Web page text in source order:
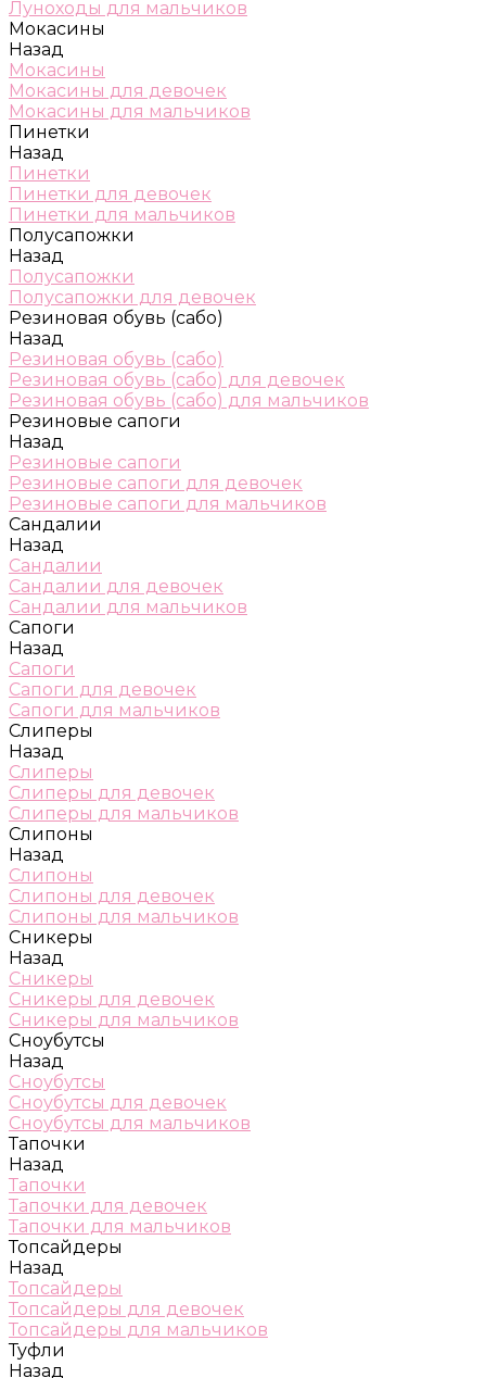
Луноходы для мальчиков
Мокасины
Назад
Мокасины
Мокасины для девочек
Мокасины для мальчиков
Пинетки
Назад
Пинетки
Пинетки для девочек
Пинетки для мальчиков
Полусапожки
Назад
Полусапожки
Полусапожки для девочек
Резиновая обувь (сабо)
Назад
Резиновая обувь (сабо)
Резиновая обувь (сабо) для девочек
Резиновая обувь (сабо) для мальчиков
Резиновые сапоги
Назад
Резиновые сапоги
Резиновые сапоги для девочек
Резиновые сапоги для мальчиков
Сандалии
Назад
Сандалии
Сандалии для девочек
Сандалии для мальчиков
Сапоги
Назад
Сапоги
Сапоги для девочек
Сапоги для мальчиков
Слиперы
Назад
Слиперы
Слиперы для девочек
Слиперы для мальчиков
Слипоны
Назад
Слипоны
Слипоны для девочек
Слипоны для мальчиков
Сникеры
Назад
Сникеры
Сникеры для девочек
Сникеры для мальчиков
Сноубутсы
Назад
Сноубутсы
Сноубутсы для девочек
Сноубутсы для мальчиков
Тапочки
Назад
Тапочки
Тапочки для девочек
Тапочки для мальчиков
Топсайдеры
Назад
Топсайдеры
Топсайдеры для девочек
Топсайдеры для мальчиков
Туфли
Назад